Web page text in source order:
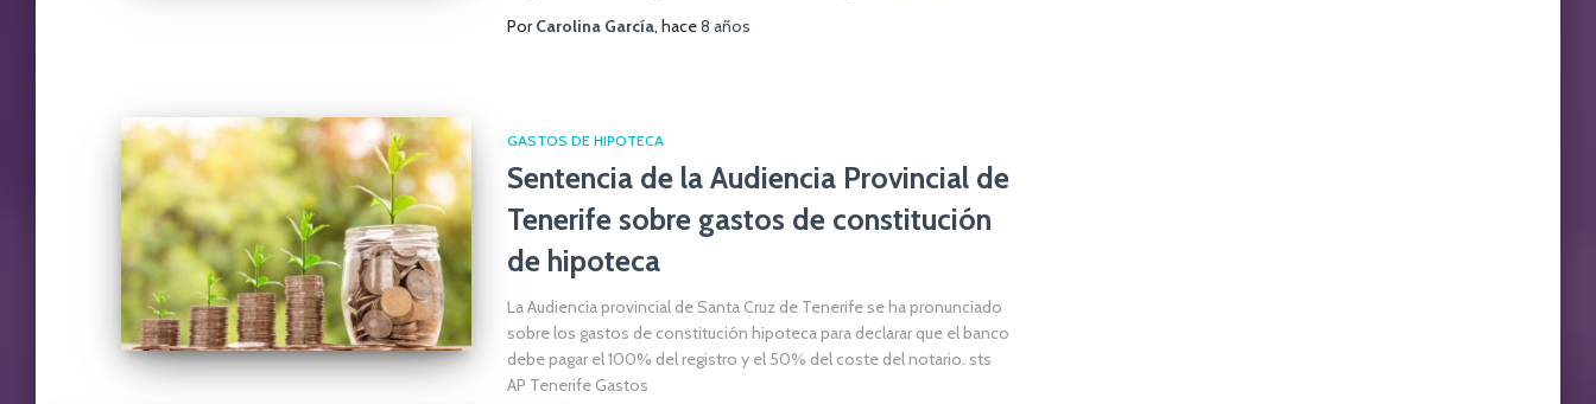
PorCarolina García, hace8 años
GASTOS DE HIPOTECA
Sentencia de la Audiencia Provincial de
Tenerife sobre gastos de constitución
de hipoteca
La Audiencia provincial de Santa Cruz de Tenerife se ha pronunciado
sobre los gastos de constitución hipoteca para declarar que el banco
debe pagar el 100% del registro y el 50% del coste del notario. sts
AP Tenerife Gastos